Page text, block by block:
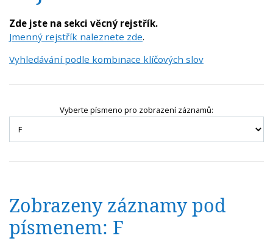
Zde jste na sekci věcný rejstřík.
Jmenný rejstřík naleznete zde.
Vyhledávání podle kombinace klíčových slov
Vyberte písmeno pro zobrazení záznamů:
Zobrazeny záznamy pod
písmenem: F